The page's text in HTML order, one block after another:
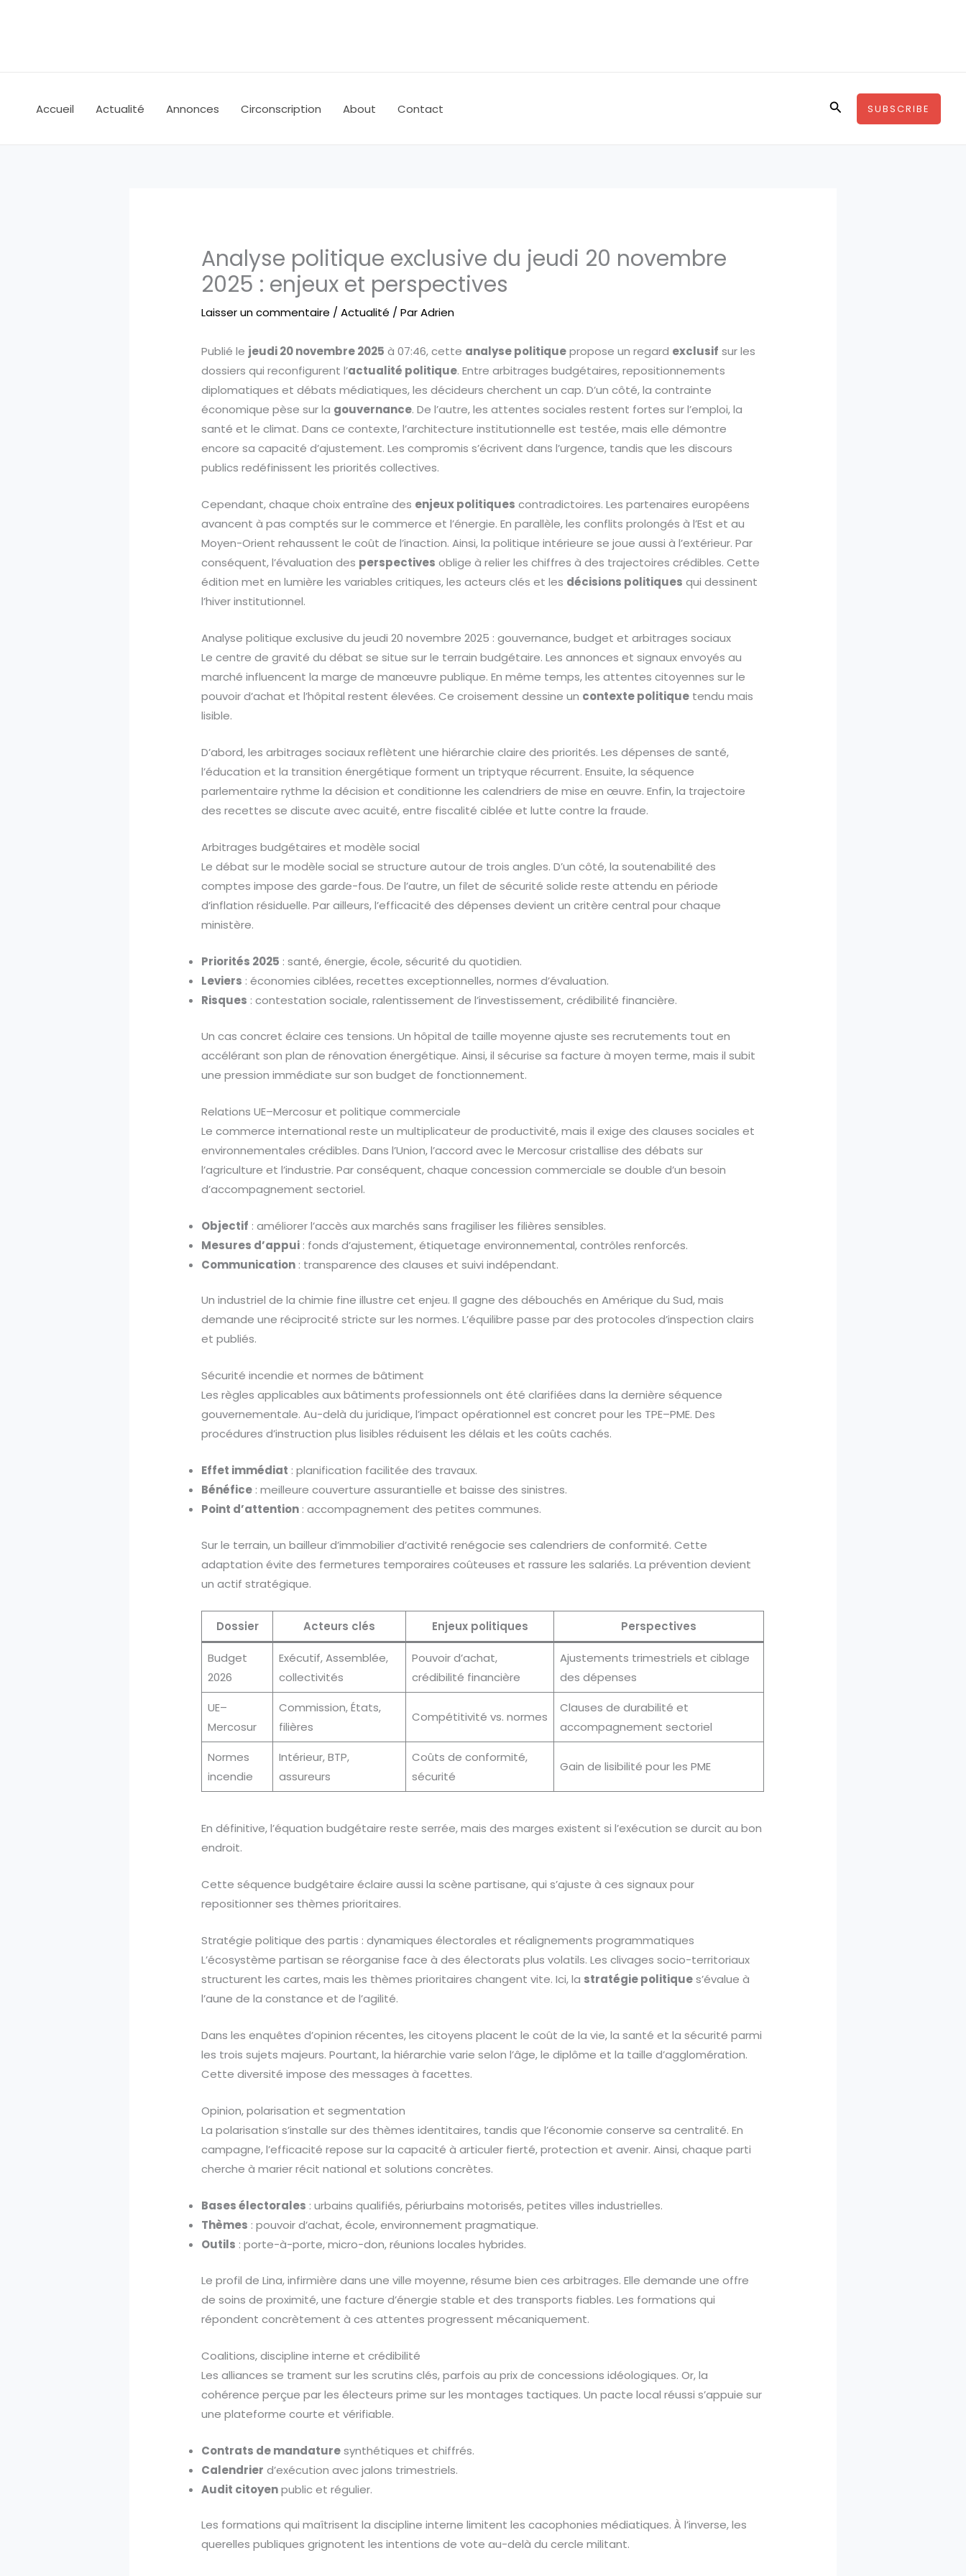
Accueil Actualité Annonces Circonscription About Contact Rechercher
SUBSCRIBE
Analyse politique exclusive du jeudi 20 novembre
2025 : enjeux et perspectives
Laisser un commentaire /Actualité / ParAdrien
Publié le jeudi 20 novembre 2025 à 07:46, cette analyse politiquepropose un regard exclusif sur les
dossiers qui reconfigurent l’actualité politique. Entre arbitrages budgétaires, repositionnements
diplomatiques et débats médiatiques, les décideurs cherchent un cap. D’un côté, la contrainte
économique pèse sur la gouvernance. De l’autre, les attentes sociales restent fortes sur l’emploi, la
santé et le climat. Dans ce contexte, l’architecture institutionnelle est testée, mais elle démontre
encore sa capacité d’ajustement. Les compromis s’écrivent dans l’urgence, tandis que les discours
publics redéfinissent les priorités collectives.
Cependant, chaque choix entraîne des enjeux politiques contradictoires. Les partenaires européens
avancent à pas comptés sur le commerce et l’énergie. En parallèle, les conflits prolongés à l’Est et au
Moyen-Orient rehaussent le coût de l’inaction. Ainsi, la politique intérieure se joue aussi à l’extérieur. Par
conséquent, l’évaluation des perspectives oblige à relier les chiffres à des trajectoires crédibles. Cette
édition met en lumière les variables critiques, les acteurs clés et les décisions politiques qui dessinent
l’hiver institutionnel.
Analyse politique exclusive du jeudi 20 novembre 2025 : gouvernance, budget et arbitrages sociaux
Le centre de gravité du débat se situe sur le terrain budgétaire. Les annonces et signaux envoyés au
marché influencent la marge de manœuvre publique. En même temps, les attentes citoyennes sur le
pouvoir d’achat et l’hôpital restent élevées. Ce croisement dessine un contexte politique tendu mais
lisible.
D’abord, les arbitrages sociaux reflètent une hiérarchie claire des priorités. Les dépenses de santé,
l’éducation et la transition énergétique forment un triptyque récurrent. Ensuite, la séquence
parlementaire rythme la décision et conditionne les calendriers de mise en œuvre. Enfin, la trajectoire
des recettes se discute avec acuité, entre fiscalité ciblée et lutte contre la fraude.
Arbitrages budgétaires et modèle social
Le débat sur le modèle social se structure autour de trois angles. D’un côté, la soutenabilité des
comptes impose des garde-fous. De l’autre, un filet de sécurité solide reste attendu en période
d’inflation résiduelle. Par ailleurs, l’efficacité des dépenses devient un critère central pour chaque
ministère.
Priorités 2025 : santé, énergie, école, sécurité du quotidien.
Leviers : économies ciblées, recettes exceptionnelles, normes d’évaluation.
Risques : contestation sociale, ralentissement de l’investissement, crédibilité financière.
Un cas concret éclaire ces tensions. Un hôpital de taille moyenne ajuste ses recrutements tout en
accélérant son plan de rénovation énergétique. Ainsi, il sécurise sa facture à moyen terme, mais il subit
une pression immédiate sur son budget de fonctionnement.
Relations UE–Mercosur et politique commerciale
Le commerce international reste un multiplicateur de productivité, mais il exige des clauses sociales et
environnementales crédibles. Dans l’Union, l’accord avec le Mercosur cristallise des débats sur
l’agriculture et l’industrie. Par conséquent, chaque concession commerciale se double d’un besoin
d’accompagnement sectoriel.
Objectif : améliorer l’accès aux marchés sans fragiliser les filières sensibles.
Mesures d’appui : fonds d’ajustement, étiquetage environnemental, contrôles renforcés.
Communication : transparence des clauses et suivi indépendant.
Un industriel de la chimie fine illustre cet enjeu. Il gagne des débouchés en Amérique du Sud, mais
demande une réciprocité stricte sur les normes. L’équilibre passe par des protocoles d’inspection clairs
et publiés.
Sécurité incendie et normes de bâtiment
Les règles applicables aux bâtiments professionnels ont été clarifiées dans la dernière séquence
gouvernementale. Au-delà du juridique, l’impact opérationnel est concret pour les TPE–PME. Des
procédures d’instruction plus lisibles réduisent les délais et les coûts cachés.
Effet immédiat : planification facilitée des travaux.
Bénéfice : meilleure couverture assurantielle et baisse des sinistres.
Point d’attention : accompagnement des petites communes.
Sur le terrain, un bailleur d’immobilier d’activité renégocie ses calendriers de conformité. Cette
adaptation évite des fermetures temporaires coûteuses et rassure les salariés. La prévention devient
un actif stratégique.
Dossier Acteurs clés Enjeux politiques Perspectives
Budget
2026
Exécutif, Assemblée,
collectivités
Pouvoir d’achat,
crédibilité financière
Ajustements trimestriels et ciblage
des dépenses
UE–
Mercosur
Commission, États,
filières
Compétitivité vs. normes
Clauses de durabilité et
accompagnement sectoriel
Normes
incendie
Intérieur, BTP,
assureurs
Coûts de conformité,
sécurité
Gain de lisibilité pour les PME
En définitive, l’équation budgétaire reste serrée, mais des marges existent si l’exécution se durcit au bon
endroit.
Cette séquence budgétaire éclaire aussi la scène partisane, qui s’ajuste à ces signaux pour
repositionner ses thèmes prioritaires.
Stratégie politique des partis : dynamiques électorales et réalignements programmatiques
L’écosystème partisan se réorganise face à des électorats plus volatils. Les clivages socio-territoriaux
structurent les cartes, mais les thèmes prioritaires changent vite. Ici, la stratégie politiques’évalue à
l’aune de la constance et de l’agilité.
Dans les enquêtes d’opinion récentes, les citoyens placent le coût de la vie, la santé et la sécurité parmi
les trois sujets majeurs. Pourtant, la hiérarchie varie selon l’âge, le diplôme et la taille d’agglomération.
Cette diversité impose des messages à facettes.
Opinion, polarisation et segmentation
La polarisation s’installe sur des thèmes identitaires, tandis que l’économie conserve sa centralité. En
campagne, l’efficacité repose sur la capacité à articuler fierté, protection et avenir. Ainsi, chaque parti
cherche à marier récit national et solutions concrètes.
Bases électorales : urbains qualifiés, périurbains motorisés, petites villes industrielles.
Thèmes : pouvoir d’achat, école, environnement pragmatique.
Outils : porte-à-porte, micro-don, réunions locales hybrides.
Le profil de Lina, infirmière dans une ville moyenne, résume bien ces arbitrages. Elle demande une offre
de soins de proximité, une facture d’énergie stable et des transports fiables. Les formations qui
répondent concrètement à ces attentes progressent mécaniquement.
Coalitions, discipline interne et crédibilité
Les alliances se trament sur les scrutins clés, parfois au prix de concessions idéologiques. Or, la
cohérence perçue par les électeurs prime sur les montages tactiques. Un pacte local réussi s’appuie sur
une plateforme courte et vérifiable.
Contrats de mandaturesynthétiques et chiffrés.
Calendrier d’exécution avec jalons trimestriels.
Audit citoyenpublic et régulier.
Les formations qui maîtrisent la discipline interne limitent les cacophonies médiatiques. À l’inverse, les
querelles publiques grignotent les intentions de vote au-delà du cercle militant.